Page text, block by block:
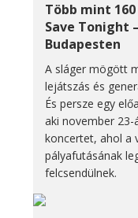
Több mint
Save Tonight
Budapesten
A sláger mögött
lejátszás és
És persze egy
aki november 23-
koncertet, ahol a
pályafutásának
felcsendülnek.